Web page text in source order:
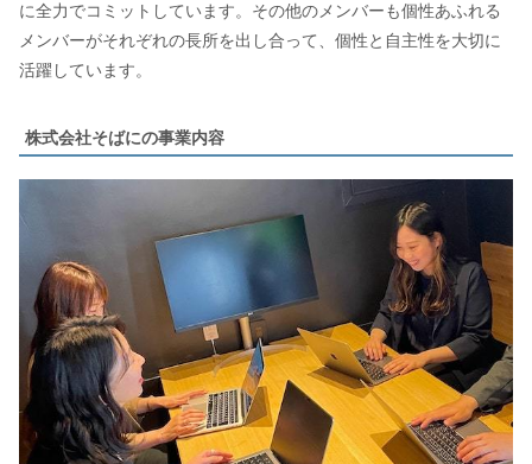
に全力でコミットしています。その他のメンバーも個性あふれる
メンバーがそれぞれの長所を出し合って、個性と自主性を大切に
活躍しています。
株式会社そばにの事業内容